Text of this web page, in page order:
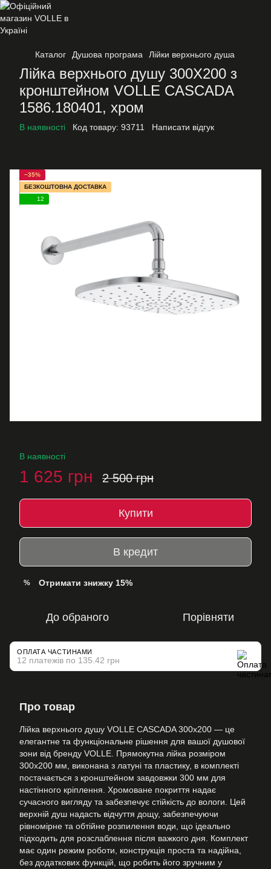
Каталог Душова програма Лійки верхнього душа
Лійка верхнього душу 300Х200 з
кронштейном VOLLE CASCADA
1586.180401, хром
В наявності Код товару: 93711 Написати відгук
−35%
БЕЗКОШТОВНА ДОСТАВКА
12
В наявності
1 625 грн 2 500 грн
Купити
В кредит
% Отримати знижку 15%
До обраного Порівняти
ОПЛАТА ЧАСТИНАМИ
12 платежів по 135.42 грн
Про товар
Лійка верхнього душу VOLLE CASCADA 300x200 — це
елегантне та функціональне рішення для вашої душової
зони від бренду VOLLE. Прямокутна лійка розміром
300х200 мм, виконана з латуні та пластику, в комплекті
постачається з кронштейном завдовжки 300 мм для
настінного кріплення. Хромоване покриття надає
сучасного вигляду та забезпечує стійкість до вологи. Цей
верхній душ надасть відчуття дощу, забезпечуючи
рівномірне та обтійне розпилення води, що ідеально
підходить для розслаблення після важкого дня. Комплект
має один режим роботи, конструкція проста та надійна,
без додаткових функцій, що робить його зручним у